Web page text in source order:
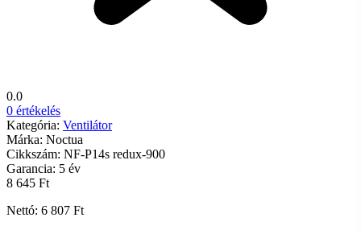
0.0
0 értékelés
Kategória: Ventilátor
Márka: Noctua
Cikkszám: NF-P14s redux-900
Garancia: 5 év
8 645 Ft
Nettó: 6 807 Ft